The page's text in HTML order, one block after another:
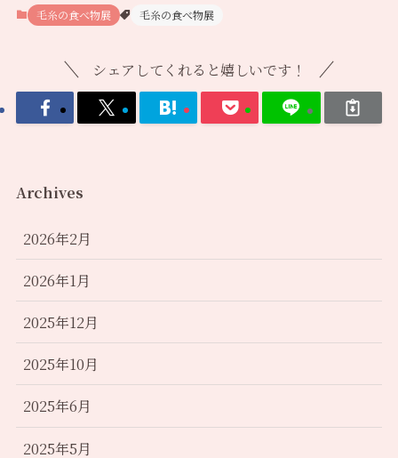
毛糸の食べ物展 毛糸の食べ物展
シェアしてくれると嬉しいです！
Archives
2026年2月
2026年1月
2025年12月
2025年10月
2025年6月
2025年5月